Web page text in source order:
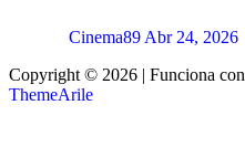
Cinema89 Abr 24, 2026
Copyright © 2026 | Funciona con
ThemeArile